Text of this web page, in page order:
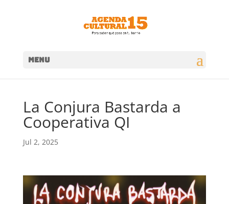
MENU
La Conjura Bastarda a
Cooperativa QI
Jul 2, 2025